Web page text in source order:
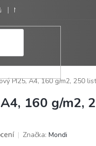
Moje objednávka
PI25, A4, 160 g/m2, 250
160 g/m2,
Značka: Mondi